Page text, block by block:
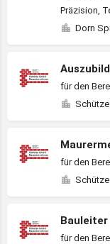
Präzision,
Dorn
für den
Schütze
für den
Schütze
für den